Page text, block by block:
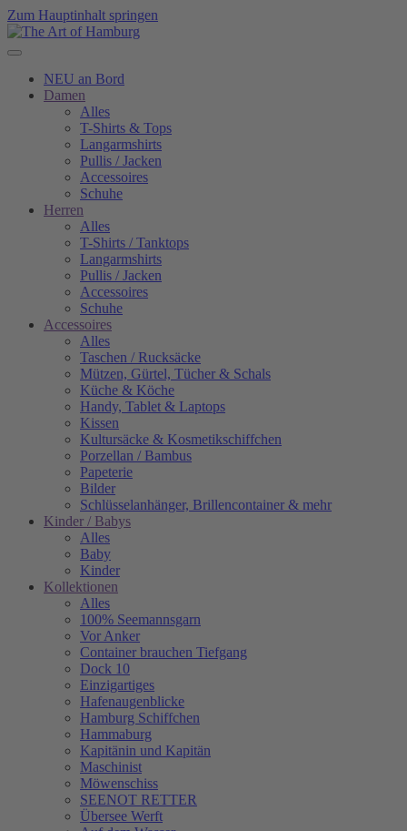
Zum Hauptinhalt springen
NEU an Bord
Damen
Alles
T-Shirts & Tops
Langarmshirts
Pullis / Jacken
Accessoires
Schuhe
Herren
Alles
T-Shirts / Tanktops
Langarmshirts
Pullis / Jacken
Accessoires
Schuhe
Accessoires
Alles
Taschen / Rucksäcke
Mützen, Gürtel, Tücher & Schals
Küche & Köche
Handy, Tablet & Laptops
Kissen
Kultursäcke & Kosmetikschiffchen
Porzellan / Bambus
Papeterie
Bilder
Schlüsselanhänger, Brillencontainer & mehr
Kinder / Babys
Alles
Baby
Kinder
Kollektionen
Alles
100% Seemannsgarn
Vor Anker
Container brauchen Tiefgang
Dock 10
Einzigartiges
Hafenaugen­blicke
Hamburg Schiffchen
Hammaburg
Kapitänin und Kapitän
Maschinist
Möwenschiss
SEENOT RETTER
Übersee Werft